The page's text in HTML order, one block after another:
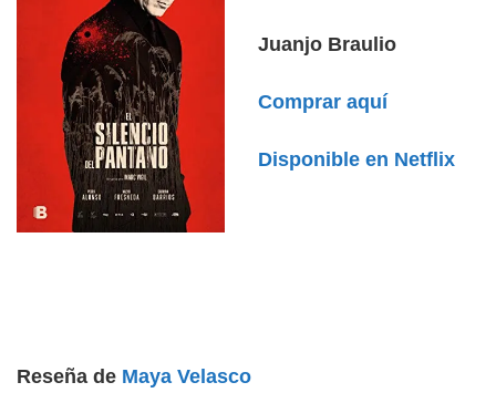
Juanjo Braulio
Comprar aquí
Disponible en Netflix
Reseña de Maya Velasco